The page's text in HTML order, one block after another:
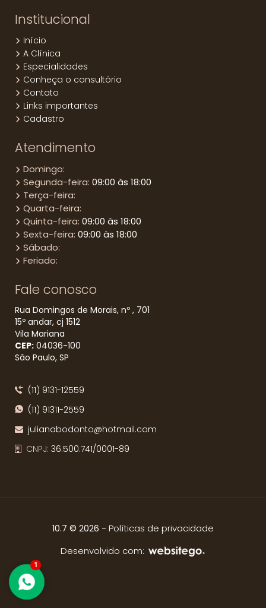
Institucional
Início
A Clínica
Especialidades
Conheça o consultório
Contato
Links importantes
Cadastro
Atendimento
Domingo:
Segunda-feira: 09:00 às 18:00
Terça-feira:
Quarta-feira:
Quinta-feira: 09:00 às 18:00
Sexta-feira: 09:00 às 18:00
Sábado:
Feriado:
Fale conosco
Rua Domingos de Morais, nº , 701
15º andar, cj 1512
Vila Mariana
CEP: 04036​-100
São Paulo, SP
(11) 9131-12559
(11) 91311-2559
julianabodonto@hotmail.com
CNPJ: 36.500.741/0001-89
10.7 © 2026 - Políticas de privacidade
Desenvolvido com:
1